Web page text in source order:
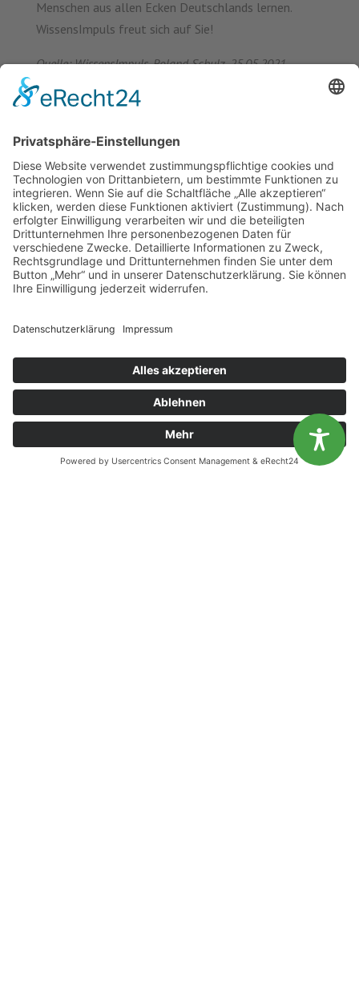
Menschen aus allen Ecken Deutschlands lernen.
WissensImpuls freut sich auf Sie!
Quelle: WissensImpuls, Roland Schulz, 25.05.2021
News (Zurück)
Arbeitslosigkeit häufigster Auslöser für Überschuldung
KONTAKT
Diese Website benutzt Cookies. Wenn du die Website weiter
nutzt, gehen wir von deinem Einverständnis aus.
OK
Nein